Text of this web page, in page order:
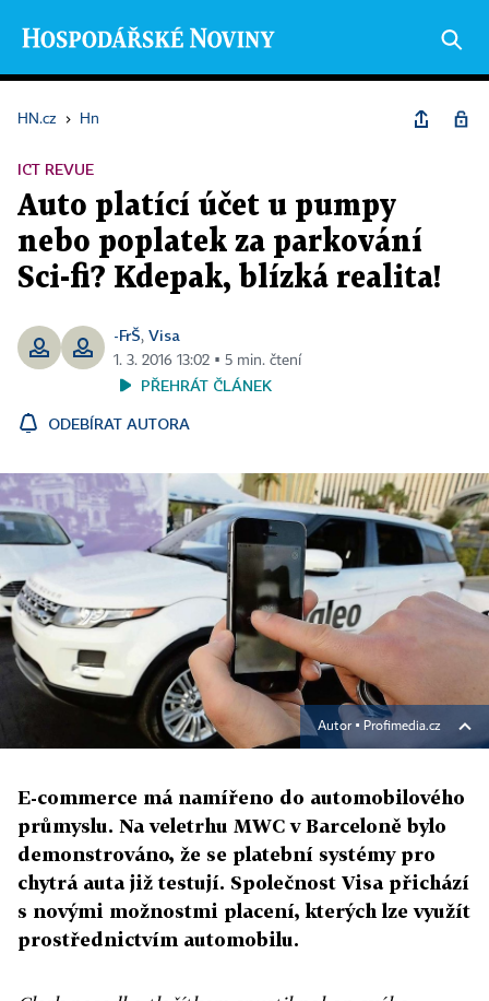
HN.cz › Hn
ICT REVUE
Auto platící účet u pumpy
nebo poplatek za parkování
Sci-fi? Kdepak, blízká realita!
-FrŠ, Visa
1. 3. 2016 13:02 ▪ 5 min. čtení
PŘEHRÁT ČLÁNEK
ODEBÍRAT AUTORA
Autor ▪ Profimedia.cz
E-commerce má namířeno do automobilového
průmyslu. Na veletrhu MWC v Barceloně bylo
demonstrováno, že se platební systémy pro
chytrá auta již testují. Společnost Visa přichází
s novými možnostmi placení, kterých lze využít
prostřednictvím automobilu.